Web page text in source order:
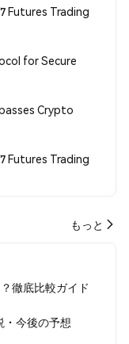
Futures Trading
for Secure
Crypto
Futures Trading
もっと
徹底比較ガイド
・今後の予想